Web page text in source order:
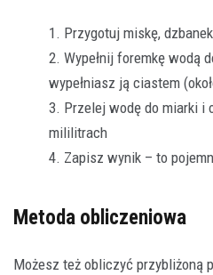
Przygotuj miskę,
Wypełnij foremkę wodą
wypełniasz ją ciastem
Przelej wodę do miarki i
mililitrach
Zapisz wynik – to
Metoda obliczeniowa
Możesz też obliczyć przybliżoną